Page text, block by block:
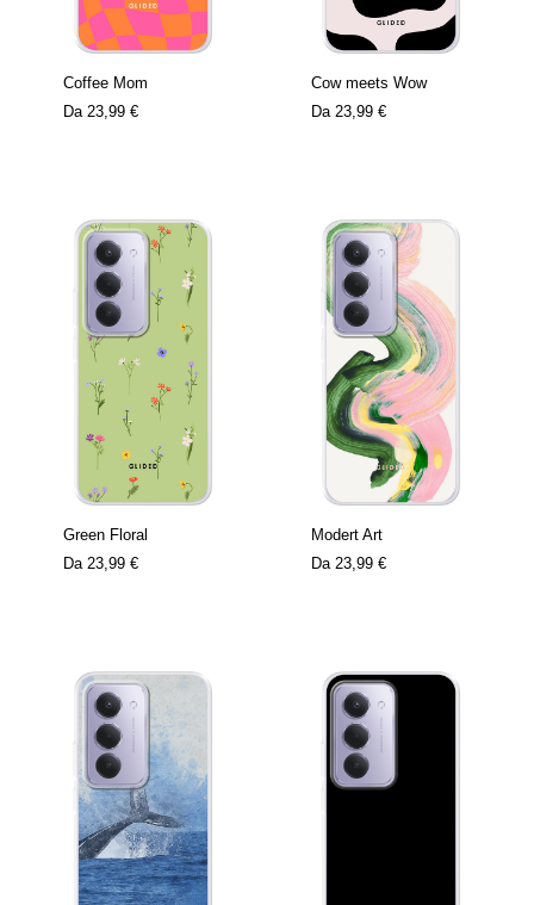
Coffee Mom
Da 23,99 €
Cow meets Wow
Da 23,99 €
Green Floral
Da 23,99 €
Modert Art
Da 23,99 €